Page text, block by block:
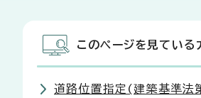
このページを見ている
道路位置指定(建築基準